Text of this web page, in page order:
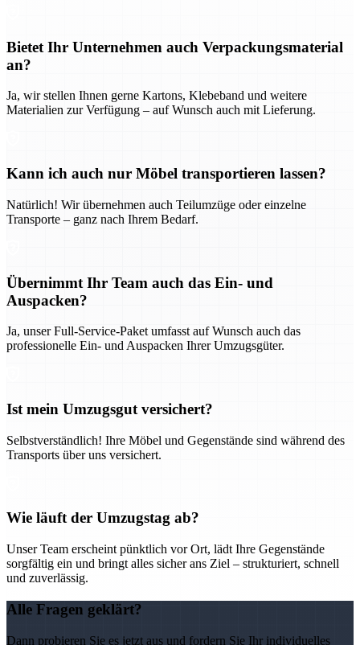
Bietet Ihr Unternehmen auch Verpackungsmaterial
an?
Ja, wir stellen Ihnen gerne Kartons, Klebeband und weitere
Materialien zur Verfügung – auf Wunsch auch mit Lieferung.
Kann ich auch nur Möbel transportieren lassen?
Natürlich! Wir übernehmen auch Teilumzüge oder einzelne
Transporte – ganz nach Ihrem Bedarf.
Übernimmt Ihr Team auch das Ein- und
Auspacken?
Ja, unser Full-Service-Paket umfasst auf Wunsch auch das
professionelle Ein- und Auspacken Ihrer Umzugsgüter.
Ist mein Umzugsgut versichert?
Selbstverständlich! Ihre Möbel und Gegenstände sind während des
Transports über uns versichert.
Wie läuft der Umzugstag ab?
Unser Team erscheint pünktlich vor Ort, lädt Ihre Gegenstände
sorgfältig ein und bringt alles sicher ans Ziel – strukturiert, schnell
und zuverlässig.
Alle Fragen geklärt?
Dann probieren Sie es jetzt aus und fordern Sie Ihr individuelles